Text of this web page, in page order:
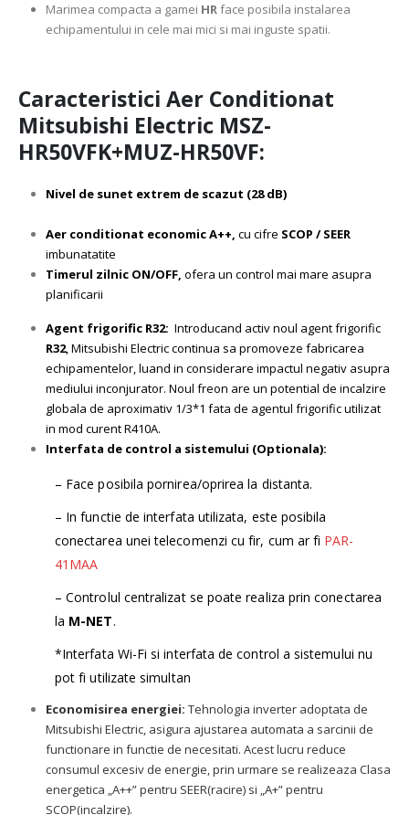
Marimea compacta a gamei HRface posibila instalarea
echipamentului in cele mai mici si mai inguste spatii.
Caracteristici Aer Conditionat
Mitsubishi Electric MSZ-
HR50VFK+MUZ-HR50VF:
Nivel de sunet extrem de scazut (28 dB)
Aer conditionat economic A++, cu cifre SCOP / SEER
imbunatatite
Timerul zilnic ON/OFF, ofera un control mai mare asupra
planificarii
Agent frigorific R32: Introducand activ noul agent frigorific
R32, Mitsubishi Electric continua sa promoveze fabricarea
echipamentelor, luand in considerare impactul negativ asupra
mediului inconjurator. Noul freon are un potential de incalzire
globala de aproximativ 1/3*1 fata de agentul frigorific utilizat
in mod curent R410A.
Interfata de control a sistemului (Optionala):
– Face posibila pornirea/oprirea la distanta.
– In functie de interfata utilizata, este posibila
conectarea unei telecomenzi cu fir, cum ar fi PAR-
41MAA
– Controlul centralizat se poate realiza prin conectarea
la M-NET.
*Interfata Wi-Fi si interfata de control a sistemului nu
pot fi utilizate simultan
Economisirea energiei: Tehnologia inverter adoptata de
Mitsubishi Electric, asigura ajustarea automata a sarcinii de
functionare in functie de necesitati. Acest lucru reduce
consumul excesiv de energie, prin urmare se realizeaza Clasa
energetica „A++” pentru SEER(racire) si „A+” pentru
SCOP(incalzire).